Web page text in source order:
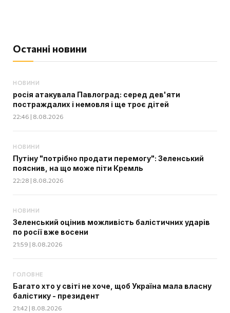
Останні новини
НОВИНИ
росія атакувала Павлоград: серед дев'яти
постраждалих і немовля і ще троє дітей
22:46 | 8.08.2026
НОВИНИ
Путіну "потрібно продати перемогу": Зеленський
пояснив, на що може піти Кремль
22:28 | 8.08.2026
НОВИНИ
Зеленський оцінив можливість балістичних ударів
по росії вже восени
21:59 | 8.08.2026
ГОЛОВНЕ
Багато хто у світі не хоче, щоб Україна мала власну
балістику - президент
21:42 | 8.08.2026